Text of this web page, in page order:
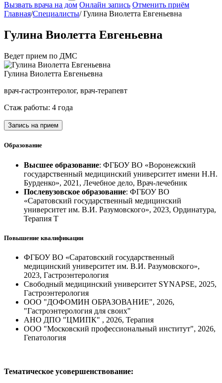
Вызвать врача на дом Онлайн запись Отменить приём
Главная/Специалисты/ Гулина Виолетта Евгеньевна
Гулина Виолетта Евгеньевна
Ведет прием по ДМС
Гулина Виолетта Евгеньевна
врач-гастроэнтеролог, врач-терапевт
Стаж работы: 4 года
Запись на прием
Образование
Высшее образование: ФГБОУ ВО «Воронежский
государственный медицинский университет имени Н.Н.
Бурденко», 2021, Лечебное дело, Врач-лечебник
Послевузовское образование: ФГБОУ ВО
«Саратовский государственный медицинский
университет им. В.И. Разумовского», 2023, Ординатура,
Терапия Т
Повышение квалификации
ФГБОУ ВО «Саратовский государственный
медицинский университет им. В.И. Разумовского»,
2023, Гастроэнтерология
Свободный медицинский университет SYNAPSE, 2025,
Гастроэнтерология
ООО "ДОФОМИН ОБРАЗОВАНИЕ", 2026,
"Гастроэнтерология для своих"
АНО ДПО "ЦМИПК" , 2026, Терапия
ООО "Московский профессиональный институт", 2026,
Гепатология
Тематическое усовершенствование: